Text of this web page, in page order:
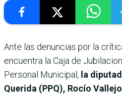
Ante las denuncias por la
encuentra la Caja de
Personal Municipal, la
Querida (PPQ), Rocío